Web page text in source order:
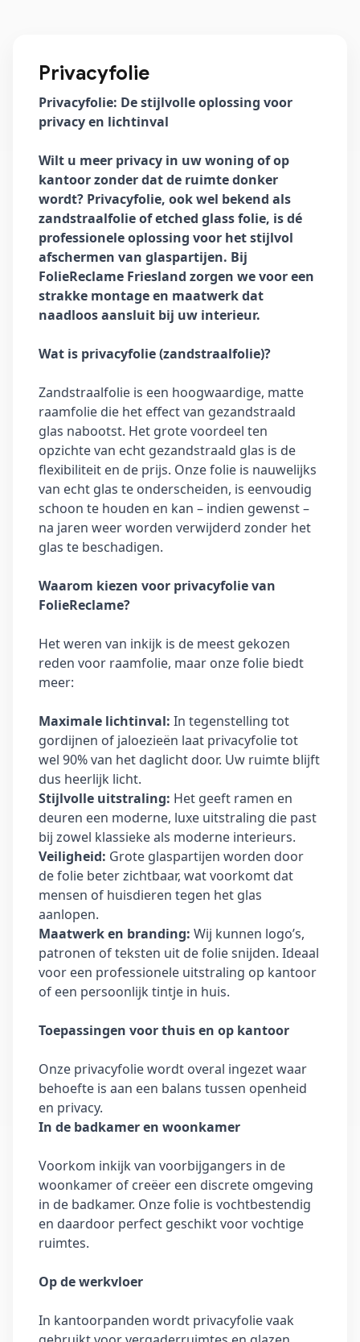
Privacyfolie
Privacyfolie: De stijlvolle oplossing voor
privacy en lichtinval
Wilt u meer privacy in uw woning of op
kantoor zonder dat de ruimte donker
wordt? Privacyfolie, ook wel bekend als
zandstraalfolie of etched glass folie, is dé
professionele oplossing voor het stijlvol
afschermen van glaspartijen. Bij
FolieReclame Friesland zorgen we voor een
strakke montage en maatwerk dat
naadloos aansluit bij uw interieur.
Wat is privacyfolie (zandstraalfolie)?
Zandstraalfolie is een hoogwaardige, matte
raamfolie die het effect van gezandstraald
glas nabootst. Het grote voordeel ten
opzichte van echt gezandstraald glas is de
flexibiliteit en de prijs. Onze folie is nauwelijks
van echt glas te onderscheiden, is eenvoudig
schoon te houden en kan – indien gewenst –
na jaren weer worden verwijderd zonder het
glas te beschadigen.
Waarom kiezen voor privacyfolie van
FolieReclame?
Het weren van inkijk is de meest gekozen
reden voor raamfolie, maar onze folie biedt
meer:
Maximale lichtinval: In tegenstelling tot
gordijnen of jaloezieën laat privacyfolie tot
wel 90% van het daglicht door. Uw ruimte blijft
dus heerlijk licht.
Stijlvolle uitstraling: Het geeft ramen en
deuren een moderne, luxe uitstraling die past
bij zowel klassieke als moderne interieurs.
Veiligheid: Grote glaspartijen worden door
de folie beter zichtbaar, wat voorkomt dat
mensen of huisdieren tegen het glas
aanlopen.
Maatwerk en branding: Wij kunnen logo’s,
patronen of teksten uit de folie snijden. Ideaal
voor een professionele uitstraling op kantoor
of een persoonlijk tintje in huis.
Toepassingen voor thuis en op kantoor
Onze privacyfolie wordt overal ingezet waar
behoefte is aan een balans tussen openheid
en privacy.
In de badkamer en woonkamer
Voorkom inkijk van voorbijgangers in de
woonkamer of creëer een discrete omgeving
in de badkamer. Onze folie is vochtbestendig
en daardoor perfect geschikt voor vochtige
ruimtes.
Op de werkvloer
In kantoorpanden wordt privacyfolie vaak